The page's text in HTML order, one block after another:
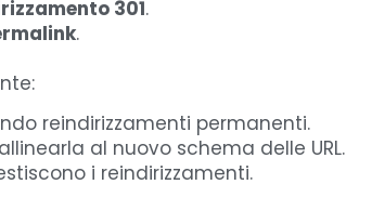
301.
.
reindirizzamenti permanenti.
al nuovo schema delle URL.
i reindirizzamenti.